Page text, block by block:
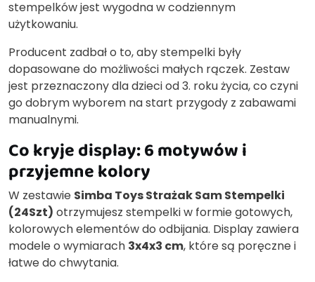
stempelków jest wygodna w codziennym
użytkowaniu.
Producent zadbał o to, aby stempelki były
dopasowane do możliwości małych rączek. Zestaw
jest przeznaczony dla dzieci od 3. roku życia, co czyni
go dobrym wyborem na start przygody z zabawami
manualnymi.
Co kryje display: 6 motywów i
przyjemne kolory
W zestawie Simba Toys Strażak Sam Stempelki
(24Szt) otrzymujesz stempelki w formie gotowych,
kolorowych elementów do odbijania. Display zawiera
modele o wymiarach 3x4x3 cm, które są poręczne i
łatwe do chwytania.